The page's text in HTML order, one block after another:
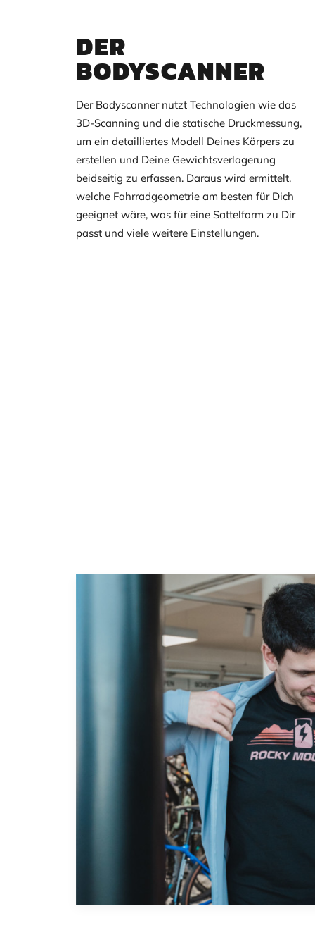
DER
BODYSCANNER
Der Bodyscanner nutzt Technologien wie das
3D-Scanning und die statische Druckmessung,
um ein detailliertes Modell Deines Körpers zu
erstellen und Deine Gewichtsverlagerung
beidseitig zu erfassen. Daraus wird ermittelt,
welche Fahrradgeometrie am besten für Dich
geeignet wäre, was für eine Sattelform zu Dir
passt und viele weitere Einstellungen.